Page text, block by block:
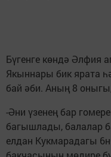
Бүгенге көндә Әлфия
Якыннары бик ярата
бай әби. Аның 8
-Әни үзенең бар
багышлады, балалар
елдан Кукмарадагы